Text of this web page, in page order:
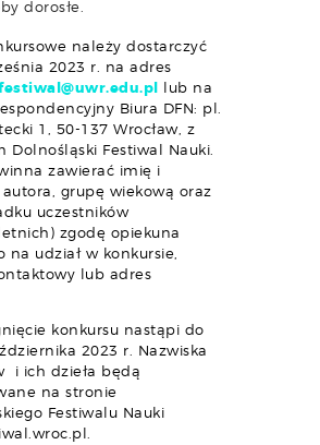
dorosłe.
należy dostarczyć
2023 r. na adres
lub na
Biura DFN: pl.
1, 50-137 Wrocław, z
Dolnośląski Festiwal Nauki.
zawierać imię i
autora, grupę wiekową oraz
uczestników
zgodę opiekuna
na udział w konkursie,
lub adres
konkursu nastąpi do
2023 r. Nazwiska
i ich dzieła będą
na stronie
Festiwalu Nauki